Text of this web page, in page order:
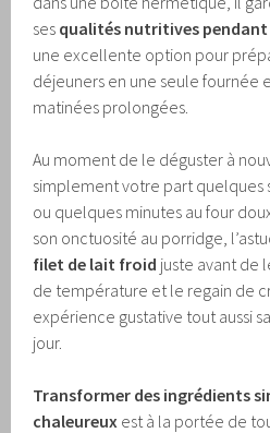
ses qualités nutritives
une excellente option pour
déjeuners en une seule fournée
matinées prolongées.
Au moment de le déguster à
simplement votre part quelques
ou quelques minutes au four
son onctuosité au porridge,
filet de lait froid juste avant de
de température et le regain de
expérience gustative tout aussi
jour.
Transformer des ingrédients
chaleureux est à la portée de